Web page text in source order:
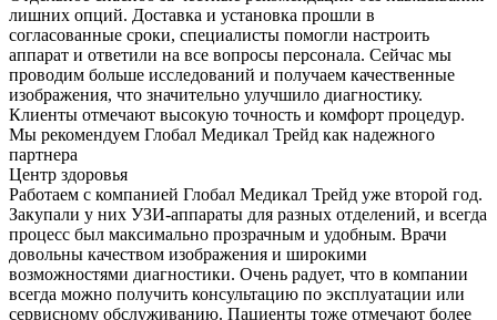
лишних опций. Доставка и установка прошли в
согласованные сроки, специалисты помогли настроить
аппарат и ответили на все вопросы персонала. Сейчас мы
проводим больше исследований и получаем качественные
изображения, что значительно улучшило диагностику.
Клиенты отмечают высокую точность и комфорт процедур.
Мы рекомендуем Глобал Медикал Трейд как надежного
партнера
Центр здоровья
Работаем с компанией Глобал Медикал Трейд уже второй год.
Закупали у них УЗИ-аппараты для разных отделений, и всегда
процесс был максимально прозрачным и удобным. Врачи
довольны качеством изображения и широкими
возможностями диагностики. Очень радует, что в компании
всегда можно получить консультацию по эксплуатации или
сервисному обслуживанию. Пациенты тоже отмечают более